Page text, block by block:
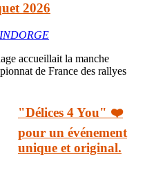
2026
accueillait la manche
de France des rallyes
"Délices 4 You" ❤️
pour un événement
unique et original.